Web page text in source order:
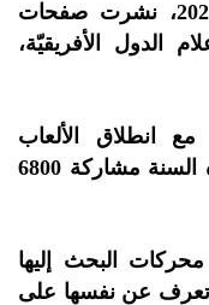
تزامناً مع افتتاح أولمبياد باريس 2024، نشرت صفحات
الدول الأفريقيّة،
انطلاق الألعاب
الأولمبية في فرنسا، التي تشهد هذه السنة مشاركة 6800
البحث إليها
عن نفسها على